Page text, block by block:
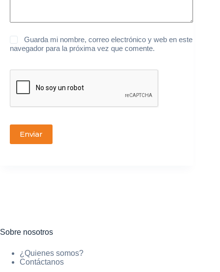
Guarda mi nombre, correo electrónico y web en este
navegador para la próxima vez que comente.
Enviar
Sobre nosotros
¿Quienes somos?
Contáctanos